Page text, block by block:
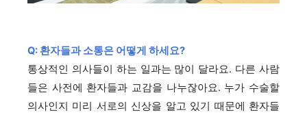
Q: 환자들과 소통은 어떻게 하세요?
통상적인 의사들이 하는 일과는 많이 달라요. 다른 사람
들은 사전에 환자들과 교감을 나누잖아요. 누가 수술할
의사인지 미리 서로의 신상을 알고 있기 때문에 환자들